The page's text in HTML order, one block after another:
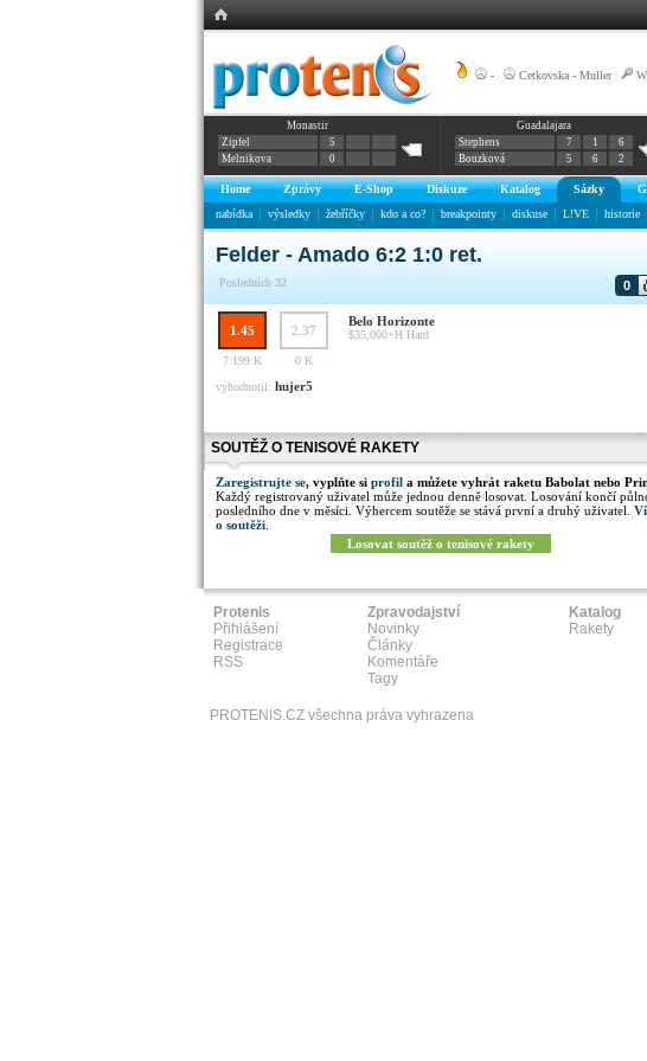
- Cetkovska - Muller|
Monastir
Zipfel
5
Melnikova
0
Guadalajara
Stephens
7 1
6
Bouzková
5 6 2
Home Zprávy E-Shop Diskuze Katalog Sázky
nabídka
výsledky žebříčky kdo a co? breakpointy diskuse L!VE historie
Felder - Amado 6:2 1:0 ret.
Posledních 32 0
1.45 2.37
Belo Horizonte
$35,000+H Hard
7.199 K
0 K
vyhodnotil: hujer5
SOUTĚŽ O TENISOVÉ RAKETY
Zaregistrujte se, vyplňte si profil a můžete vyhrát raketu Babolat nebo
Každý registrovaný uživatel může jednou denně losovat. Losování končí
posledního dne v měsíci. Výhercem soutěže se stává první a druhý uživatel.
o soutěži
Losovat soutěž o tenisové rakety
Protenis
Přihlášení
Registrace
RSS
Zpravodajství
Novinky
Články
Komentáře
Tagy
Katalog
Rakety
PROTENIS.CZ všechna práva vyhrazena